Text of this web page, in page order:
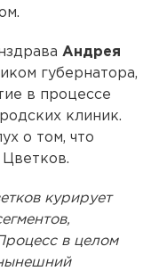
Андрея
губернатора,
в процессе
клиник.
о том, что
курирует
в целом